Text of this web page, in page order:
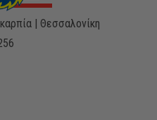
| Θεσσαλονίκη